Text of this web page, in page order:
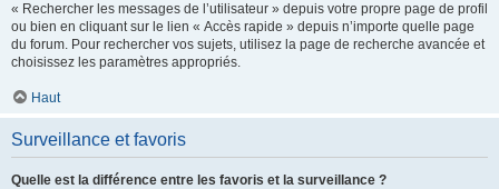
« Rechercher les messages de l’utilisateur » depuis votre propre page de profil
ou bien en cliquant sur le lien « Accès rapide » depuis n’importe quelle page
du forum. Pour rechercher vos sujets, utilisez la page de recherche avancée et
choisissez les paramètres appropriés.
Haut
Surveillance et favoris
Quelle est la différence entre les favoris et la surveillance ?